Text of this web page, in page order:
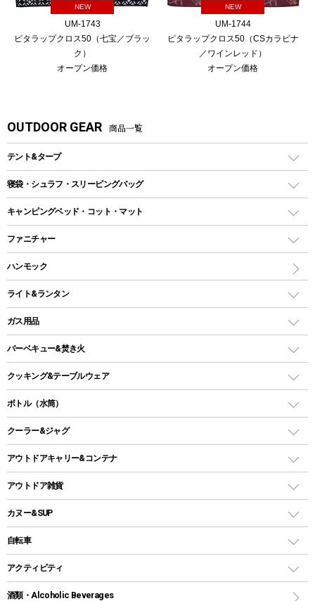
NEW
UM-1743
ピタラップクロス50（七宝／ブラッ
ク）
オープン価格
NEW
UM-1744
ピタラップクロス50（CSカラビナ
／ワインレッド）
オープン価格
OUTDOOR GEAR 商品一覧
テント&タープ
テント
ツールームテント
ワンポールテント
シェルターテント
ロッジ型・オリジナルテント
タープ
スクエアタープ（レクタタープ）
メッシュタープ
自立式タープ
パラソル
テントアクセサリー
ペグ
グランドシート
ガイドロープ
ツール
寝袋・シュラフ・スリーピングバッグ
レクタングラー型（封筒型）シュラフ
インナーシュラフ
キャンピングベッド・コット・マット
キャンピングベッド・コット
インフレータブルマット
ファニチャー
アウトドアテーブル
レジャーシート
ハンモック
ライト&ランタン
LEDランタン
ガスランタン
オイルランタン
LEDライト
ヘッドライト
キャンドル
ガス用品
ガスバーナー
ガス缶
ガストーチ、ライター
バーベキュー&焚き火
バーベキューコンロ、グリル
焚き火台タイプ（ロースタイル）グリル
卓上タイプグリル
パーティータイプグリル
鉄板、アミ
焚き火台&ストーブ
火起こし
クッキング&テーブルウェア
ダッチオーブン
ホットサンドメーカー
クッカーセット
シェラカップ
クッキングツール
ナイフ
ボトル（水筒）
ステンレスボトル
コップ付きタイプ
ワンタッチタイプ
プラスチックボトル
ディズニーボトル
クーラー&ジャグ
クーラーボックス
クーラーバッグ
ウォータージャグ
保冷剤
アウトドアキャリー&コンテナ
アウトドアキャリー
アウトドア雑貨
バックパック&バッグ
リュック、バックパック
トートバッグ、サコッシュ
ショッピングキャリー
カヌー&SUP
インフレータブル
カヤック
自転車
折りたたみ自転車
スポーツサイクル
アクティビティ
マリン
酒類・Alcoholic Beverages